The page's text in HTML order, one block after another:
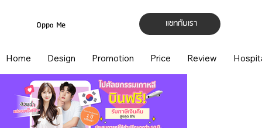
แชทกับเรา
Oppa Me
Home Design Promotion Price Review